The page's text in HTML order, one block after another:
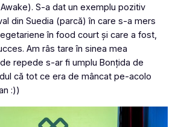
S-a dat un exemplu pozitiv
din Suedia (parcă) în care s-a mers
în food courtși care a fost,
Am râs tare în sinea mea
repede s-ar fi umplu Bonțida de
că tot ce era de mâncat pe-acolo
:))